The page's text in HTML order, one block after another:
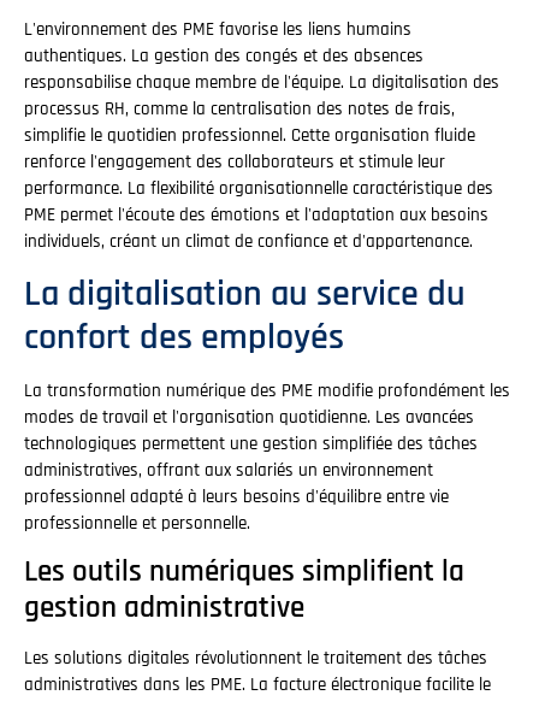
L'environnement des PME favorise les liens humains
authentiques. La gestion des congés et des absences
responsabilise chaque membre de l'équipe. La digitalisation des
processus RH, comme la centralisation des notes de frais,
simplifie le quotidien professionnel. Cette organisation fluide
renforce l'engagement des collaborateurs et stimule leur
performance. La flexibilité organisationnelle caractéristique des
PME permet l'écoute des émotions et l'adaptation aux besoins
individuels, créant un climat de confiance et d'appartenance.
La digitalisation au service du
confort des employés
La transformation numérique des PME modifie profondément les
modes de travail et l'organisation quotidienne. Les avancées
technologiques permettent une gestion simplifiée des tâches
administratives, offrant aux salariés un environnement
professionnel adapté à leurs besoins d'équilibre entre vie
professionnelle et personnelle.
Les outils numériques simplifient la
gestion administrative
Les solutions digitales révolutionnent le traitement des tâches
administratives dans les PME. La facture électronique facilite le